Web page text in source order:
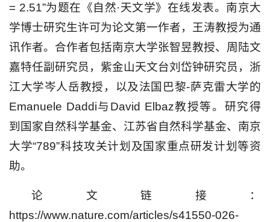
= 2.51”为题在《自然·天文学》在线发表。南京大
学博士研究生许可为论文第一作者，王涛教授为通
讯作者。合作者包括南京大学张智昱教授、周陆文
嘉特任副研究员，紫金山天文台刘岱钟研究员，浙
江大学岑人岳教授，以及法国巴黎-萨克雷大学的
Emanuele Daddi与David Elbaz教授等。研究得
到国家自然科学基金、江苏省自然科学基金、南京
大学“789”科技攻关计划及国家重点研发计划等资
助。
论文链接：
https://www.nature.com/articles/s41550-026-